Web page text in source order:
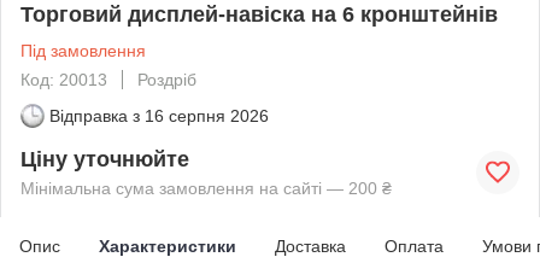
Торговий дисплей-навіска на 6 кронштейнів
Під замовлення
Код: 20013
Роздріб
Відправка з 16 серпня 2026
Ціну уточнюйте
Мінімальна сума замовлення на сайті — 200 ₴
Опис Характеристики Доставка Оплата Умови